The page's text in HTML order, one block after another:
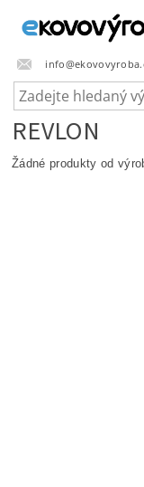
REVLON
Žádné produkty od